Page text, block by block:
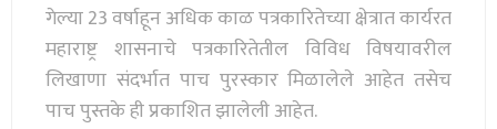
गेल्या 23 वर्षाहून अधिक काळ पत्रकारितेच्या क्षेत्रात कार्यरत
महाराष्ट्र शासनाचे पत्रकारितेतील विविध विषयावरील
लिखाणा संदर्भात पाच पुरस्कार मिळालेले आहेत तसेच
पाच पुस्तके ही प्रकाशित झालेली आहेत.